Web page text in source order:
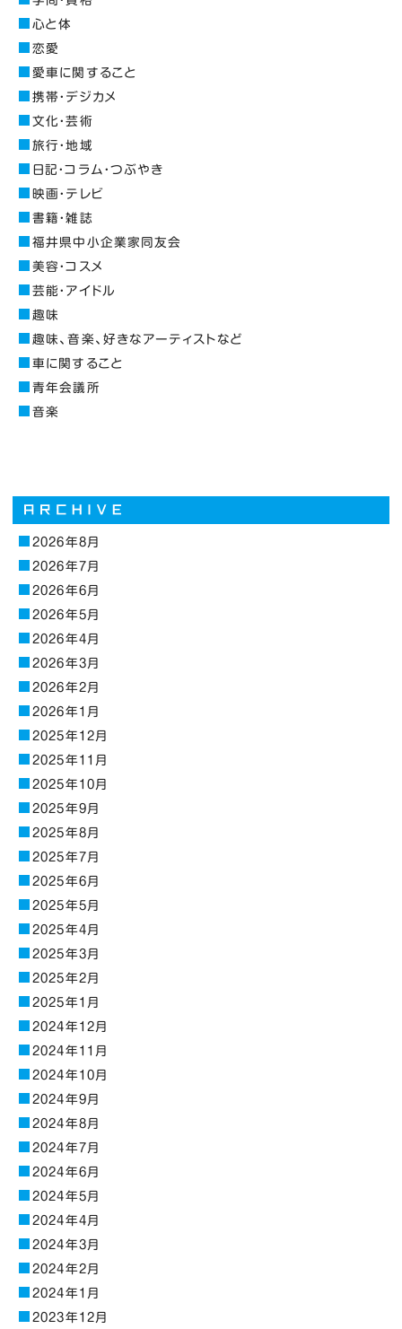
心と体
恋愛
愛車に関すること
携帯・デジカメ
文化・芸術
旅行・地域
日記・コラム・つぶやき
映画・テレビ
書籍・雑誌
福井県中小企業家同友会
美容・コスメ
芸能・アイドル
趣味
趣味、音楽、好きなアーティストなど
車に関すること
青年会議所
音楽
2026年8月
2026年7月
2026年6月
2026年5月
2026年4月
2026年3月
2026年2月
2026年1月
2025年12月
2025年11月
2025年10月
2025年9月
2025年8月
2025年7月
2025年6月
2025年5月
2025年4月
2025年3月
2025年2月
2025年1月
2024年12月
2024年11月
2024年10月
2024年9月
2024年8月
2024年7月
2024年6月
2024年5月
2024年4月
2024年3月
2024年2月
2024年1月
2023年12月